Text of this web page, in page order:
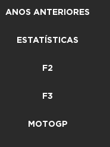
ANOS ANTERIORES
ESTATÍSTICAS
F2
F3
MOTOGP